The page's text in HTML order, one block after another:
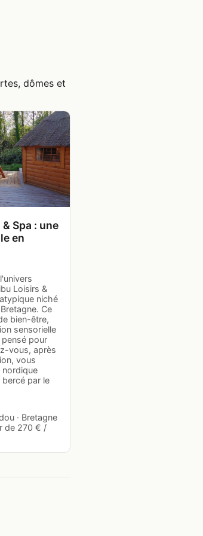
dômes et
Spa : une
en
Loisirs &
niché
Ce
bien-être,
sensorielle
pour
vous, après
vous
nordique
par le
· Bretagne
de 270 € /